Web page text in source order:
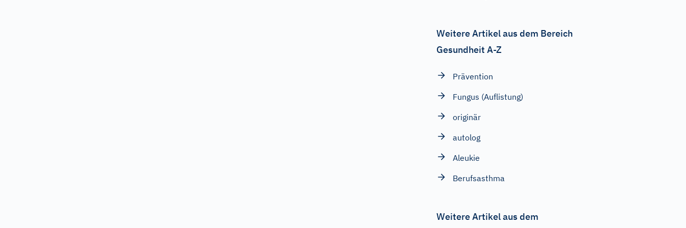
Weitere Artikel aus dem Bereich
Gesundheit A-Z
Prävention
Fungus (Auflistung)
originär
autolog
Aleukie
Berufsasthma
Weitere Artikel aus dem